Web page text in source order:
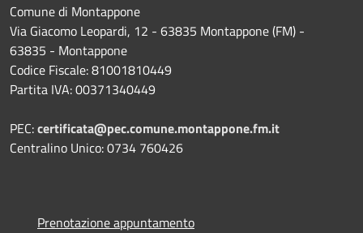
Comune di Montappone
Via Giacomo Leopardi, 12 - 63835 Montappone (FM) -
63835 - Montappone
Codice Fiscale: 81001810449
Partita IVA: 00371340449
PEC:certificata@pec.comune.montappone.fm.it
Centralino Unico: 0734 760426
Prenotazione appuntamento